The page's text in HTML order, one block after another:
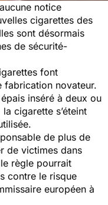
notice
cigarettes des
sont désormais
de sécurité-
font
novateur.
inséré à deux ou
cigarette s’éteint
de plus de
de victimes dans
règle pourrait
contre le risque
européen à